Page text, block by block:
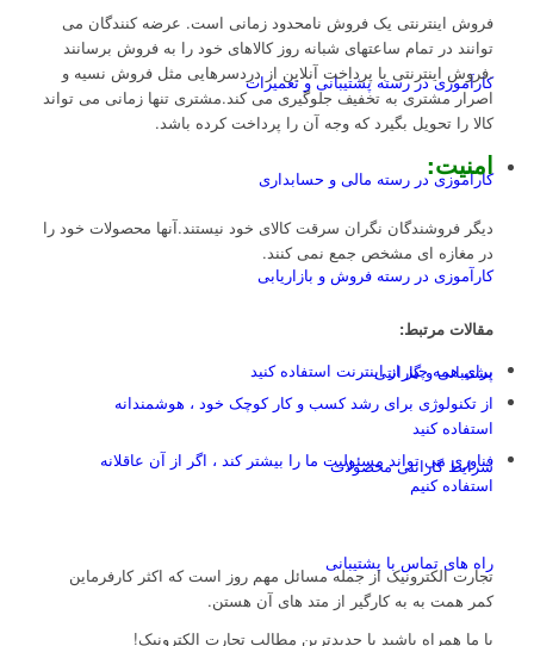
کارآموزی در رسته پشتیبانی و تعمیرات
کارآموزی در رسته مالی و حسابداری
کارآموزی در رسته فروش و بازاریابی
پشتیبانی و گارانتی
شرایط گارانتی محصولات
راه های تماس با پشتیبانی
فروش اینترنتی یک فروش نامحدود زمانی است. عرضه کنندگان می
توانند در تمام ساعتهای شبانه روز کالاهای خود را به فروش برسانند
.فروش اینترنتی با پرداخت آنلاین از دردسرهایی مثل فروش نسیه و
اصرار مشتری به تخفیف جلوگیری می کند.مشتری تنها زمانی می تواند
کالا را تحویل بگیرد که وجه آن را پرداخت کرده باشد.
امنیت:
دیگر فروشندگان نگران سرقت کالای خود نیستند.آنها محصولات خود را
در مغازه ای مشخص جمع نمی کنند.
مقالات مرتبط:
برای همه چیز از اینترنت استفاده کنید
از تکنولوژی برای رشد کسب و کار کوچک خود ، هوشمندانه
استفاده کنید
فناوری می تواند مسئولیت ما را بیشتر کند ، اگر از آن عاقلانه
استفاده کنیم
تجارت الکترونیک از جمله مسائل مهم روز است که اکثر کارفرماین
کمر همت به به کارگیر از متد های آن هستن.
با ما همراه باشید با جدیدترین مطالب تجارت الکترونیک!